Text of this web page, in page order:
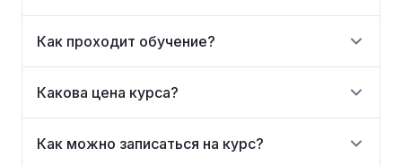
Как проходит обучение?
Какова цена курса?
Как можно записаться на курс?